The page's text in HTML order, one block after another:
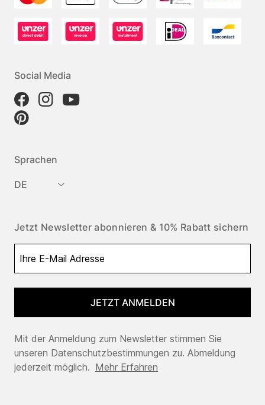
Social Media
Sprachen
DE
Jetzt Newsletter abonnieren & 10% Rabatt sichern
JETZT ANMELDEN
Mit der Anmeldung zum Newsletter stimmen Sie
unseren Datenschutzbestimmungen zu. Abmeldung
jederzeit möglich. Mehr Erfahren